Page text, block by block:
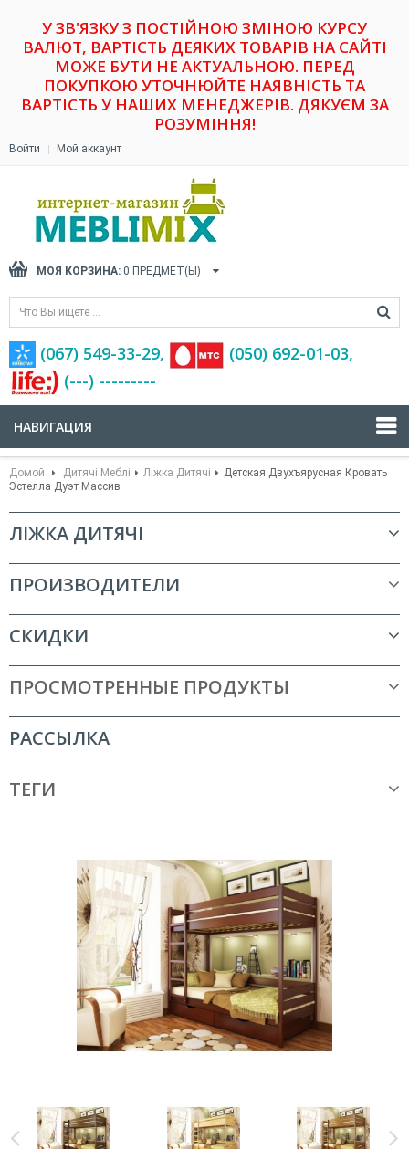
У ЗВ'ЯЗКУ З ПОСТІЙНОЮ ЗМІНОЮ КУРСУ
ВАЛЮТ, ВАРТІСТЬ ДЕЯКИХ ТОВАРІВ НА САЙТІ
МОЖЕ БУТИ НЕ АКТУАЛЬНОЮ. ПЕРЕД
ПОКУПКОЮ УТОЧНЮЙТЕ НАЯВНІСТЬ ТА
ВАРТІСТЬ У НАШИХ МЕНЕДЖЕРІВ. ДЯКУЄМ ЗА
РОЗУМІННЯ!
Войти Мой аккаунт
МОЯ КОРЗИНА: 0 ПРЕДМЕТ(Ы)
(067) 549-33-29,
(‎050) 692-01-03,
(---) ---------
НАВИГАЦИЯ
Домой Дитячі Меблі Ліжка Дитячі
Детская Двухъярусная Кровать
Эстелла Дуэт Массив
ЛІЖКА ДИТЯЧІ
ПРОИЗВОДИТЕЛИ
СКИДКИ
ПРОСМОТРЕННЫЕ ПРОДУКТЫ
РАССЫЛКА
ТЕГИ